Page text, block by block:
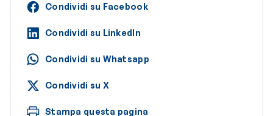
Condividi su Facebook
Condividi su LinkedIn
Condividi su Whatsapp
Condividi su X
Stampa questa pagina